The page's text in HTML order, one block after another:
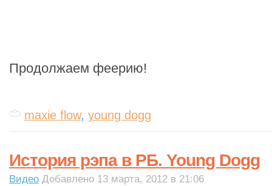
Продолжаем феерию!
maxie flow, young dogg
История рэпа в РБ. Young Dogg
Видео Добавлено 13 марта, 2012 в 21:06